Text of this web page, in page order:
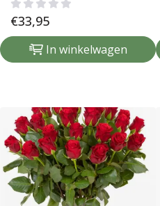
€33,95
In winkelwagen